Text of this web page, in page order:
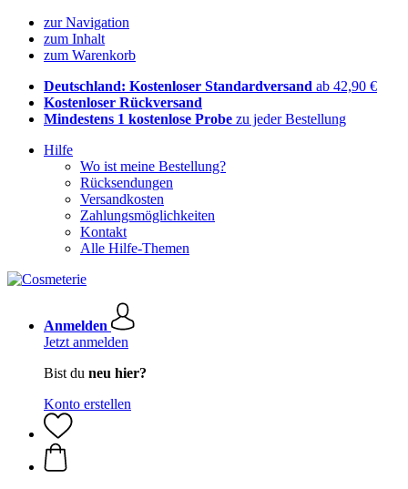
zur Navigation
zum Inhalt
zum Warenkorb
Deutschland: Kostenloser Standardversand ab 42,90 €
Kostenloser Rückversand
Mindestens 1 kostenlose Probe zu jeder Bestellung
Hilfe
Wo ist meine Bestellung?
Rücksendungen
Versandkosten
Zahlungsmöglichkeiten
Kontakt
Alle Hilfe-Themen
Anmelden
Jetzt anmelden
Bist du neu hier?
Konto erstellen